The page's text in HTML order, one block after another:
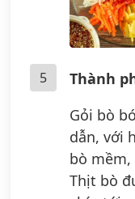
5
Thành
Gỏi bò
dẫn, với
bò
Thịt bò